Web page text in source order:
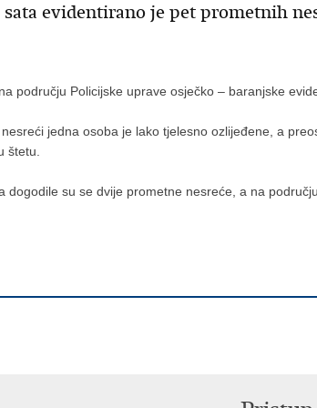
evidentirano je pet prometnih
području Policijske uprave osječko – baranjske
jedna osoba je lako tjelesno ozlijeđene, a
štetu.
dogodile su se dvije prometne nesreće, a na